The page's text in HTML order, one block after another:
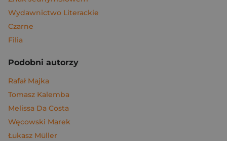
Wydawnictwo Literackie
Czarne
Filia
Podobni autorzy
Rafał Majka
Tomasz Kalemba
Melissa Da Costa
Węcowski Marek
Łukasz Müller